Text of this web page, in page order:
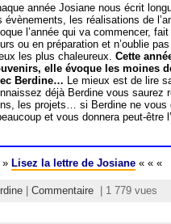
année Josiane nous écrit
évènements, les réalisations de
l’année qui va commencer,
ou en préparation et n’oublie
les plus chaleureux.Cette
elle évoque les moines
Berdine… Le mieux est de lire
déjà Berdine vous saurez
les projets… si Berdine ne
et vous donnera peut-être
» Lisez la lettre de Josiane« « «
Commentaire | 1 779 vues